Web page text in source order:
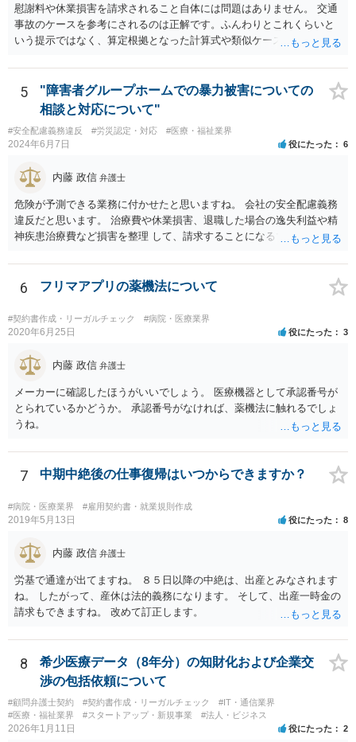
慰謝料や休業損害を請求されること自体には問題はありません。 交通
事故のケースを参考にされるのは正解です。ふんわりとこれくらいと
いう提示ではなく、算定根拠となった計算式や類似ケースでの裁判所
面、針刺し事故については医療者側の故意や過失がないと思われるケ
ースが多く、早期解決のためにある程度の減額等があることはやむを
得ないかとも思います。 病院側の提示があまりにも低額であった場合
などには、弁護士へのご依頼も検討されるべきかと思います。 弁護士
への依頼が必要になる際に備えて、また現時点でのアドバイス等をも
らうために、一度法律事務所にご相談されておいても良いかも知れま
せん。
5
"障害者グループホームでの暴力被害についての
相談と対応について"
#安全配慮義務違反 #労災認定・対応 #医療・福祉業界
2024年6月7日 役にたった 6
内藤 政信 弁護士
危険が予測できる業務に付かせたと思いますね。 会社の安全配慮義務
違反だと思います。 治療費や休業損害、退職した場合の逸失利益や精
神疾患治療費など損害を整理 して、請求することになるでしょう。 傷
6 フリマアプリの薬機法について
#契約書作成・リーガルチェック #病院・医療業界
2020年6月25日 役にたった 3
内藤 政信 弁護士
メーカーに確認したほうがいいでしょう。 医療機器として承認番号が
とられているかどうか。 承認番号がなければ、薬機法に触れるでしょ
うね。
7 中期中絶後の仕事復帰はいつからできますか？
#病院・医療業界 #雇用契約書・就業規則作成
2019年5月13日 役にたった 8
内藤 政信 弁護士
労基で通達が出てますね。 ８５日以降の中絶は、出産とみなされます
ね。 したがって、産休は法的義務になります。 そして、出産一時金の
請求もできますね。 改めて訂正します。
8
希少医療データ（8年分）の知財化および企業交
渉の包括依頼について
#顧問弁護士契約 #契約書作成・リーガルチェック
#IT・通信業界
#医療・福祉業界
#スタートアップ・新規事業 #法人・ビジネス
2026年1月11日 役にたった 2